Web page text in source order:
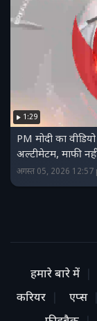
1:29
PM मोदी का
अल्टीमेटम, माफी
अगस्त 05, 2026 12:57
हमारे बारे में
करियर
एप्स